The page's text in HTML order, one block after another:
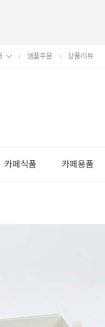
샘플주문 상품리뷰
카페식품 카페용품